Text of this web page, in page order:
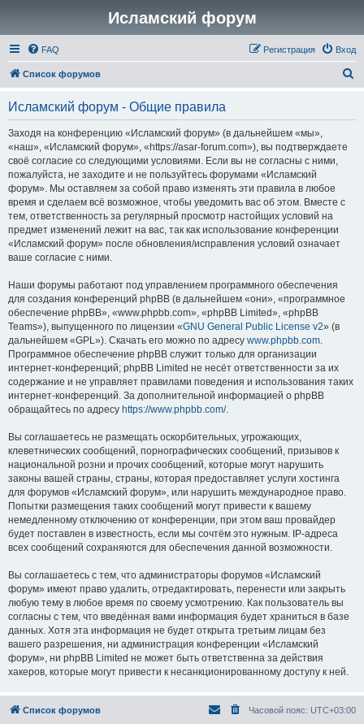
Исламский форум
FAQ Вход
Регистрация
Список форумов
Исламский форум - Общие правила
Заходя на конференцию «Исламский форум» (в дальнейшем «мы»,
«наш», «Исламский форум», «https://asar-forum.com»), вы подтверждаете
своё согласие со следующими условиями. Если вы не согласны с ними,
пожалуйста, не заходите и не пользуйтесь форумами «Исламский
форум». Мы оставляем за собой право изменять эти правила в любое
время и сделаем всё возможное, чтобы уведомить вас об этом. Вместе с
тем, ответственность за регулярный просмотр настойщих условий на
предмет изменений лежит на вас, так как использование конференции
«Исламский форум» после обновления/исправления условий означает
ваше согласие с ними.
Наши форумы работают под управлением программного обеспечения
для создания конференций phpBB (в дальнейшем «они», «программное
обеспечение phpBB», «www.phpbb.com», «phpBB Limited», «phpBB
Teams»), выпущенного по лицензии «GNU General Public License v2» (в
дальнейшем «GPL»). Скачать его можно по адресу www.phpbb.com.
Программное обеспечение phpBB служит только для организации
интернет-конференций; phpBB Limited не несёт ответственности за их
содержание и не управляет правилами поведения и использования таких
интернет-конференций. За дополнительной информацией о phpBB
обращайтесь по адресу https://www.phpbb.com/.
Вы соглашаетесь не размещать оскорбительных, угрожающих,
клеветнических сообщений, порнографических сообщений, призывов к
национальной розни и прочих сообщений, которые могут нарушить
законы вашей страны, страны, которая предоставляет услуги хостинга
для форумов «Исламский форум», или нарушить международное право.
Попытки размещения таких сообщений могут привести к вашему
немедленному отключению от конференции, при этом ваш провайдер
будет поставлен в известность, если мы сочтём это нужным. IP-адреса
всех сообщений сохраняются для обеспечения данной возможности.
Вы соглашаетесь с тем, что администраторы форумов «Исламский
форум» имеют право удалить, отредактировать, перенести или закрыть
любую тему в любое время по своему усмотрению. Как пользователь вы
согласны с тем, что введённая вами информация будет храниться в базе
данных. Хотя эта информация не будет открыта третьим лицам без
вашего разрешения, ни администрация конференции «Исламский
форум», ни phpBB Limited не может быть ответственна за действия
хакеров, которые могут привести к несанкционированному доступу к ней.
Список форумов Часовой пояс: UTC+03:00